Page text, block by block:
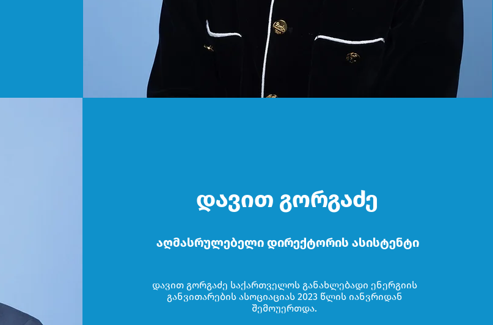
დავით გორგაძე
აღმასრულებელი დირექტორის ასისტენტი
დავით გორგაძე საქართველოს განახლებადი ენერგიის
განვითარების ასოციაციას 2023 წლის იანვრიდან
შემოუერთდა.